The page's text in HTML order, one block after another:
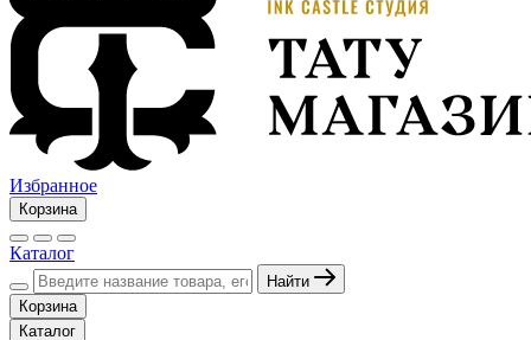
Избранное
Корзина
Каталог
Найти
Корзина
Каталог